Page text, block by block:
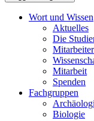
Wort und Wissen
Aktuelles
Die
Mitarbeiter
Mitarbeit
Spenden
Fachgruppen
Biologie